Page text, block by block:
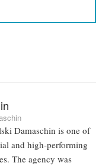
Damaschin is one of
and high-performing
The agency was